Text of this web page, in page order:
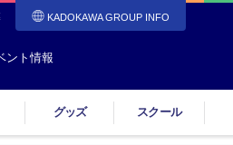
KADOKAWA GROUP INFO
ント情報
グッズ スクール